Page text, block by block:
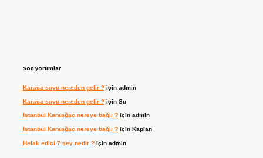
Son yorumlar
Karaca soyu nereden gelir ?için admin
Karaca soyu nereden gelir ?için Su
Istanbul Karaağaç nereye bağlı ?için admin
Istanbul Karaağaç nereye bağlı ?için Kaplan
Helak edici 7 şey nedir ?için admin